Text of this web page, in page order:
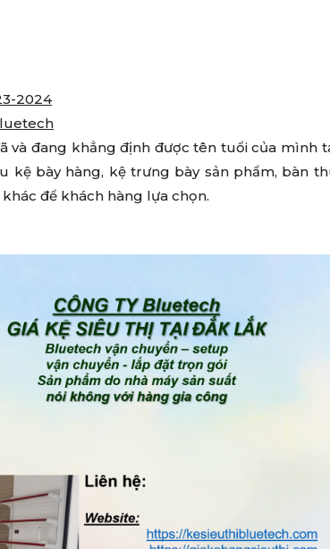
2024
đang khẳng định được tên tuổi của mình
kệ bày hàng, kệ trưng bày sản phẩm, bàn
để khách hàng lựa chọn.